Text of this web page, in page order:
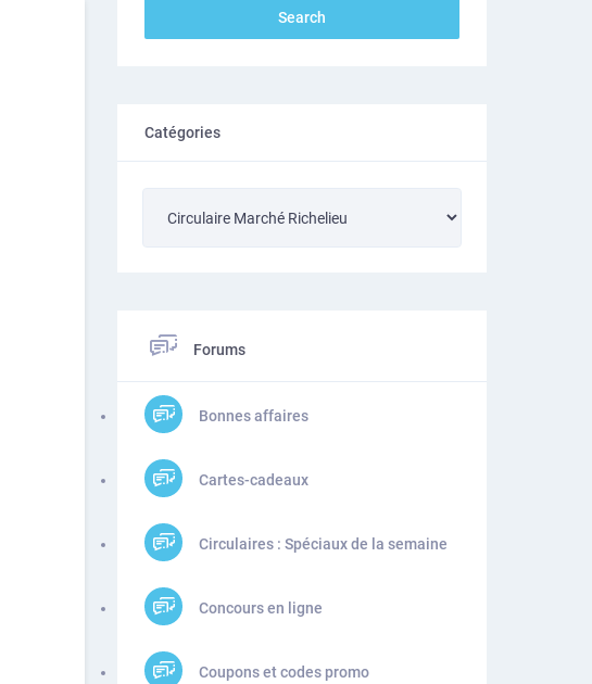
Catégories
Forums
Bonnes affaires
Cartes-cadeaux
Circulaires : Spéciaux de la semaine
Concours en ligne
Coupons et codes promo